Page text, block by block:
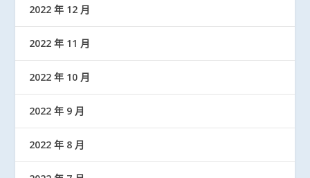
2022 年 12 月
2022 年 11 月
2022 年 10 月
2022 年 9 月
2022 年 8 月